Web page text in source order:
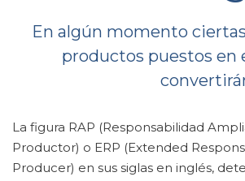
En algún momento
productos puestos en
La figura RAP (Responsabilidad
Productor) o ERP (Extended
Producer) en sus siglas en inglés,